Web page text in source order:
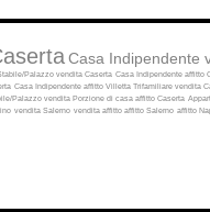
Casa Indipendente
Palazzo vendita Caserta Casa Indipendente affitto
Casa Indipendente affitto Villetta Trifamiliare vendita
Palazzo vendita Porzione di casa affitto Caserta
vendita Salerno vendita affitto affitto Salerno affitto